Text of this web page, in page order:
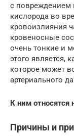
с повреждением
кислорода во
кровоизлияния
кровеносные
очень тонкие и
этого является,
которое может
артериального
К ним относятся
Причины и